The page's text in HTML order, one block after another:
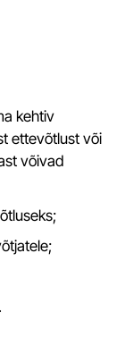
kehtiv
ettevõtlust või
võivad